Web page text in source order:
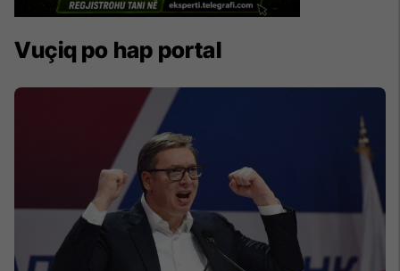
Vuçiq po hap portal